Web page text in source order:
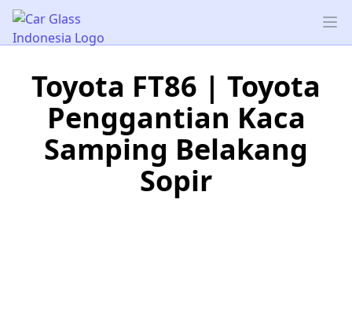
Car Glass Indonesia
Toyota FT86 | Toyota
Penggantian Kaca
Samping Belakang
Sopir